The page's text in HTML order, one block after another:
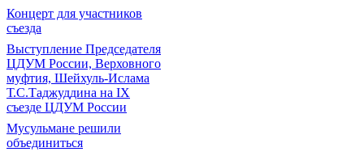
Концерт для участников
съезда
Выступление Председателя
ЦДУМ России, Верховного
муфтия, Шейхуль-Ислама
Т.С.Таджуддина на IX
съезде ЦДУМ России
Мусульмане решили
объединиться